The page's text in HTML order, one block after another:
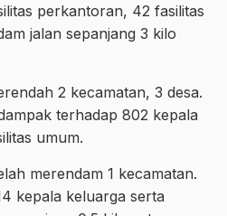
perkantoran, 42 fasilitas
jalan sepanjang 3 kilo
2 kecamatan, 3 desa.
terhadap 802 kepala
umum.
merendam 1 kecamatan.
kepala keluarga serta